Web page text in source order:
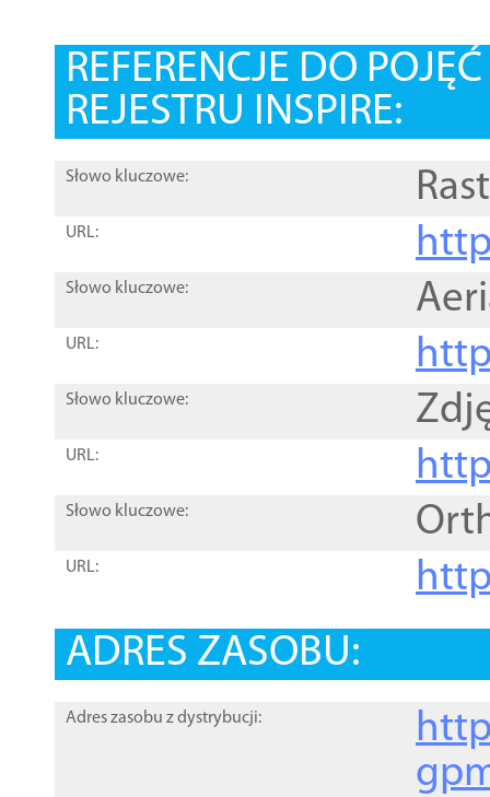
REFERENCJE DO
REJESTRU INSPIRE:
Słowo kluczowe:
URL:
Słowo kluczowe:
URL:
Słowo kluczowe:
URL:
Słowo kluczowe:
URL:
ADRES ZASOBU:
Adres zasobu z dystrybucji: